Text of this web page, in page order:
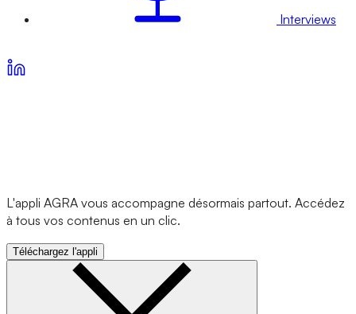
Interviews
L'appli AGRA vous accompagne désormais partout. Accédez
à tous vos contenus en un clic.
Téléchargez l'appli